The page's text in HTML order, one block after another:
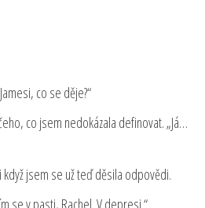
co se děje?“
co jsem nedokázala definovat. „Já…
když jsem se už teď děsila odpovědi.
se v pasti, Rachel. V depresi.“